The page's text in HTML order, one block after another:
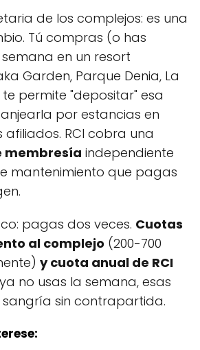
de los complejos: es una
Tú compras (o has
en un resort
Garden, Parque Denia, La
te permite "depositar" esa
por estancias en
RCI cobra una
membresía independiente
mantenimiento que pagas
pagas dos veces. Cuotas
al complejo (200-700
y cuota anual de RCI
no usas la semana, esas
sin contrapartida.